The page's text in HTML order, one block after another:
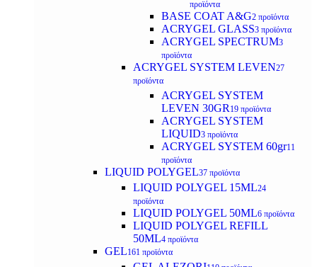
προϊόντα
BASE COAT A&G2 προϊόντα
ACRYGEL GLASS3 προϊόντα
ACRYGEL SPECTRUM3
προϊόντα
ACRYGEL SYSTEM LEVEN27
προϊόντα
ACRYGEL SYSTEM
LEVEN 30GR 19 προϊόντα
ACRYGEL SYSTEM
LIQUID3 προϊόντα
ACRYGEL SYSTEM 60gr11
προϊόντα
LIQUID POLYGEL37 προϊόντα
LIQUID POLYGEL 15ML24
προϊόντα
LIQUID POLYGEL 50ML6 προϊόντα
LIQUID POLYGEL REFILL
50ML4 προϊόντα
GEL161 προϊόντα